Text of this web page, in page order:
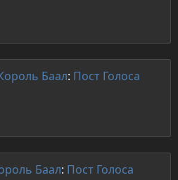
Баал: Пост Голоса
Баал: Пост Голоса